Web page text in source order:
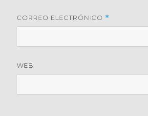
CORREO ELECTRÓNICO *
WEB